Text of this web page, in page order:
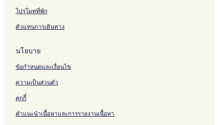
โปรโมทที่พัก
ตัวแทนการเดินทาง
นโยบาย
ข้อกำหนดและเงื่อนไข
ความเป็นส่วนตัว
คุกกี้
คำแนะนำเนื้อหาและการรายงานเนื้อหา